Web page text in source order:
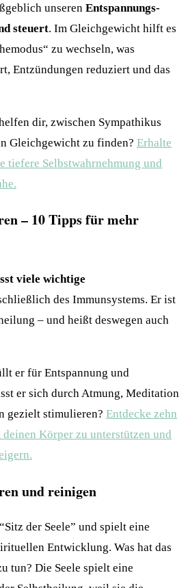
unseren Entspannungs-
steuert. Im Gleichgewicht hilft es
zu wechseln, was
Entzündungen reduziert und das
dir, zwischen Sympathikus
Gleichgewicht zu finden? Erhalte
tiefere Selbstwahrnehmung und
– 10 Tipps für mehr
viele wichtige
des Immunsystems. Er ist
– und heißt deswegen auch
er für Entspannung und
er sich durch Atmung, Meditation
gezielt stimulieren? Entdecke zehn
Körper zu unterstützen und
und reinigen
der Seele” und spielt eine
Entwicklung. Was hat das
tun? Die Seele spielt eine